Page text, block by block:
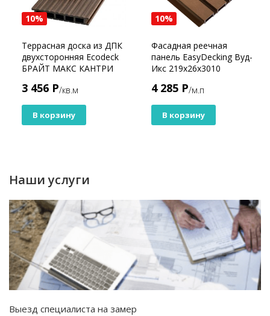
10%
Террасная доска из ДПК
двухсторонняя Ecodeck
БРАЙТ МАКС КАНТРИ
3 456 Р/кв.м
В корзину
10%
Фасадная реечная
панель EasyDecking Вуд-
Икс 219х26х3010
Шлифованная
4 285 Р/м.п
В корзину
Наши услуги
Выезд специалиста на замер